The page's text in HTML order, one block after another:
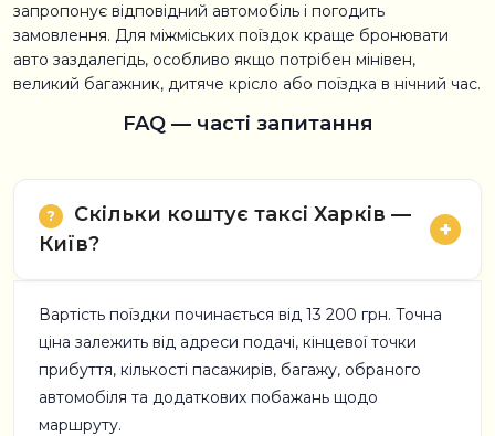
запропонує відповідний автомобіль і погодить
замовлення. Для міжміських поїздок краще бронювати
авто заздалегідь, особливо якщо потрібен мінівен,
великий багажник, дитяче крісло або поїздка в нічний час.
FAQ — часті запитання
Скільки коштує таксі Харків —
Київ?
Вартість поїздки починається від 13 200 грн. Точна
ціна залежить від адреси подачі, кінцевої точки
прибуття, кількості пасажирів, багажу, обраного
автомобіля та додаткових побажань щодо
маршруту.